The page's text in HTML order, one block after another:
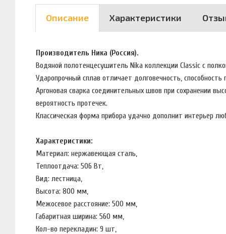
Описание Характеристики
Производитель Ника (Россия).
Водяной полотенцесушитель Nika коллекции Classic с
Ударопрочный сплав отличает долговечность,
Аргоновая сварка соединительных швов при сохранении
вероятность протечек.
Классическая форма прибора удачно дополнит интерьер
Характеристики:
Материал: нержавеющая сталь,
Теплоотдача: 506 Вт,
Вид: лестница,
Высота: 800 мм,
Межосевое расстояние: 500 мм,
Габаритная ширина: 560 мм,
Кол-во перекладин: 9 шт,